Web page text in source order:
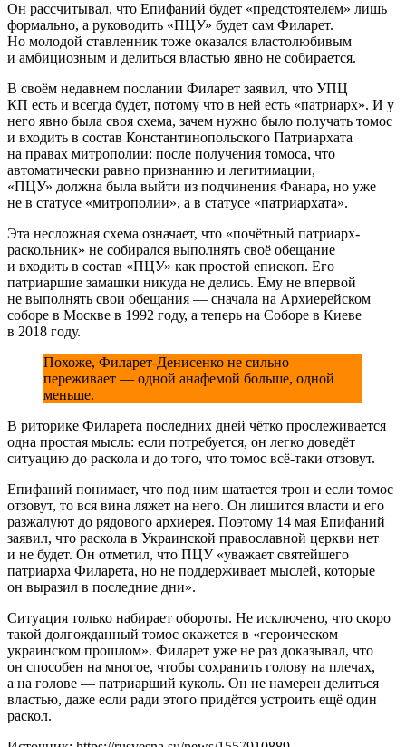
Он рассчитывал, что Епифаний будет «предстоятелем» лишь
формально, а руководить «ПЦУ» будет сам Филарет.
Но молодой ставленник тоже оказался властолюбивым
и амбициозным и делиться властью явно не собирается.
В своём недавнем послании Филарет заявил, что УПЦ
КП есть и всегда будет, потому что в ней есть «патриарх». И у
него явно была своя схема, зачем нужно было получать томос
и входить в состав Константинопольского Патриархата
на правах митрополии: после получения томоса, что
автоматически равно признанию и легитимации,
«ПЦУ» должна была выйти из подчинения Фанара, но уже
не в статусе «митрополии», а в статусе «патриархата».
Эта несложная схема означает, что «почётный патриарх-
раскольник» не собирался выполнять своё обещание
и входить в состав «ПЦУ» как простой епископ. Его
патриаршие замашки никуда не делись. Ему не впервой
не выполнять свои обещания — сначала на Архиерейском
соборе в Москве в 1992 году, а теперь на Соборе в Киеве
в 2018 году.
Похоже, Филарет-Денисенко не сильно
переживает — одной анафемой больше, одной
меньше.
В риторике Филарета последних дней чётко прослеживается
одна простая мысль: если потребуется, он легко доведёт
ситуацию до раскола и до того, что томос всё-таки отзовут.
Епифаний понимает, что под ним шатается трон и если томос
отзовут, то вся вина ляжет на него. Он лишится власти и его
разжалуют до рядового архиерея. Поэтому 14 мая Епифаний
заявил, что раскола в Украинской православной церкви нет
и не будет. Он отметил, что ПЦУ «уважает святейшего
патриарха Филарета, но не поддерживает мыслей, которые
он выразил в последние дни».
Ситуация только набирает обороты. Не исключено, что скоро
такой долгожданный томос окажется в «героическом
украинском прошлом». Филарет уже не раз доказывал, что
он способен на многое, чтобы сохранить голову на плечах,
а на голове — патриарший куколь. Он не намерен делиться
властью, даже если ради этого придётся устроить ещё один
раскол.